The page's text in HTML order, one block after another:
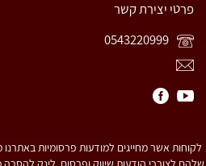
פרטי יצירת קשר
לקוחות אשר מחייגים למודעות פרסומיות